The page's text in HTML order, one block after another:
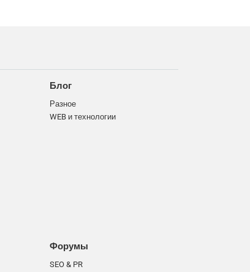
Блог
Разное
WEB и технологии
Форумы
SEO & PR